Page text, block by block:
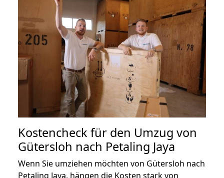
Kostencheck für den Umzug von
Gütersloh nach Petaling Jaya
Wenn Sie umziehen möchten von Gütersloh nach
Petaling Jaya, hängen die Kosten stark von